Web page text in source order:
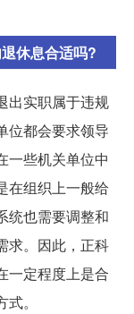
休息合适吗?
出实职属于违规
位都会要求领导
一些机关单位中
在组织上一般给
统也需要调整和
求。因此，正科
一定程度上是合
。